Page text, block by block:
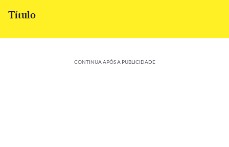
Título
CONTINUA APÓS A PUBLICIDADE